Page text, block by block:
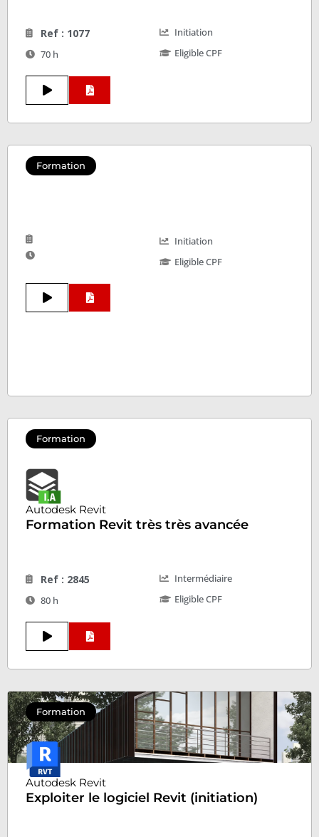
Ref : 1077
70 h
Initiation
Eligible CPF
Formation
Initiation
Eligible CPF
Formation
Autodesk Revit
Formation Revit très très avancée
Ref : 2845
80 h
Intermédiaire
Eligible CPF
Formation
Autodesk Revit
Exploiter le logiciel Revit (initiation)